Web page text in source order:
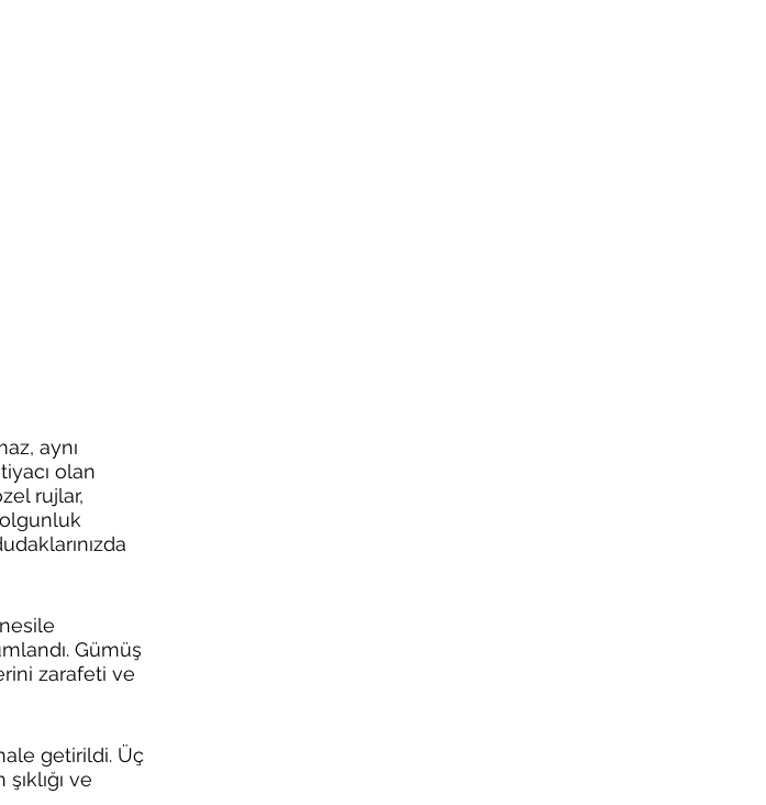
aynı
olan
rujlar,
Gümüş
zarafeti ve
getirildi. Üç
ve